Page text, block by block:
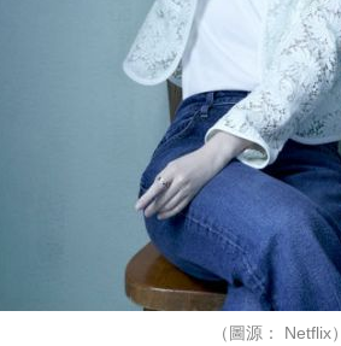
（圖源： Netflix）